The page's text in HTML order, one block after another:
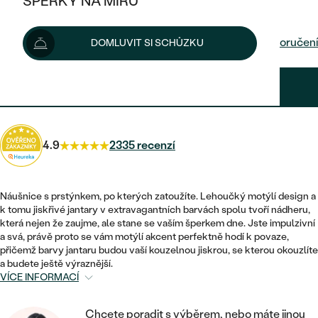
KOMBINOVANÉ ZLATO
DLE STYLU
ETERNITY
VINTAGE
NETRADIČNÍ
POSTRANNÍ KAMENY
HALO
VINTAGE
SNUBNÍ A ZÁSNUBNÍ SETY
NETRADIČNÍ
SESTAV SI SVŮJ PRSTEN
ZAČÍT S PRSTENEM
VÝPRODEJ
KDYŽ ŠPERKY POMÁHAJÍ
DLE TYPU
NÁUŠNICE
PRSTENY
PŘÍVĚSKY
NÁRAMKY
SETY
PÁNSKÉ ŠPERKY
PLATINOVÉ
PECKOVÉ
KRUHOVÉ
MINIMALISTICKÉ
VISACÍ
SOLITÉR
ZLATÉ
STŘÍBRNÉ
DLE STYLU
SOLITÉR
NAROZENÍ DÍTĚTE
PERSONALIZOVANÉ
SE ZNAMENÍM ZVĚROKRUHU
MINIMALISTICKÉ
ŠPERKY SKLADEM
VÝPRODEJ
DLE MATERIÁLU
ZLATÉ
PLATINOVÉ
DLE STYLU
ETERNITY
DOMLUVIT SI SCHŮZKU
8 380 Kč8 780 Kč
Šperk vám doručíme do 1 - 3 týdnů. Možnosti doručení
4.9 2335 recenzí
Náušnice s prstýnkem, po kterých zatoužíte. Lehoučký motýlí design a
k tomu jiskřivé jantary v extravagantních barvách spolu tvoří nádheru,
která nejen že zaujme, ale stane se vaším šperkem dne. Jste impulzivní
a svá, právě proto se vám motýlí akcent perfektně hodí k povaze,
přičemž barvy jantaru budou vaší kouzelnou jiskrou, se kterou okouzlíte
a budete ještě výraznější.
VÍCE INFORMACÍ
Chcete poradit s výběrem, nebo máte jinou